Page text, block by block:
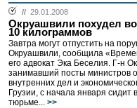
// 29.01.2008
Окруашвили похудел
10 килограммов
Завтра могут отпустить на
Окруашвили, сообщила
его адвокат Эка Беселия. Г-н
занимавший посты министров
внутренних дел и
Грузии, с начала января сидит
тюрьме... >>